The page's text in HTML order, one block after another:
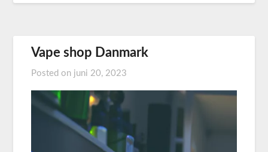
Vape shop Danmark
Posted on juni 20, 2023